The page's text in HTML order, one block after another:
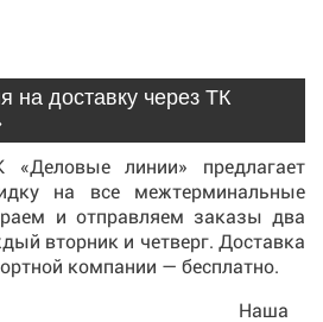
на доставку через ТК
линии» предлагает
на все межтерминальные
и отправляем заказы два
вторник и четверг. Доставка
компании — бесплатно.
Наша